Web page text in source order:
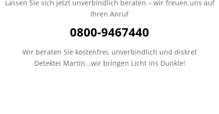
Lassen Sie sich jetzt unverbindlich beraten – wir freuen uns auf
Ihren Anruf
0800-9467440
Wir beraten Sie kostenfrei, unverbindlich und diskret
Detektei Martin...wir bringen Licht ins Dunkle!